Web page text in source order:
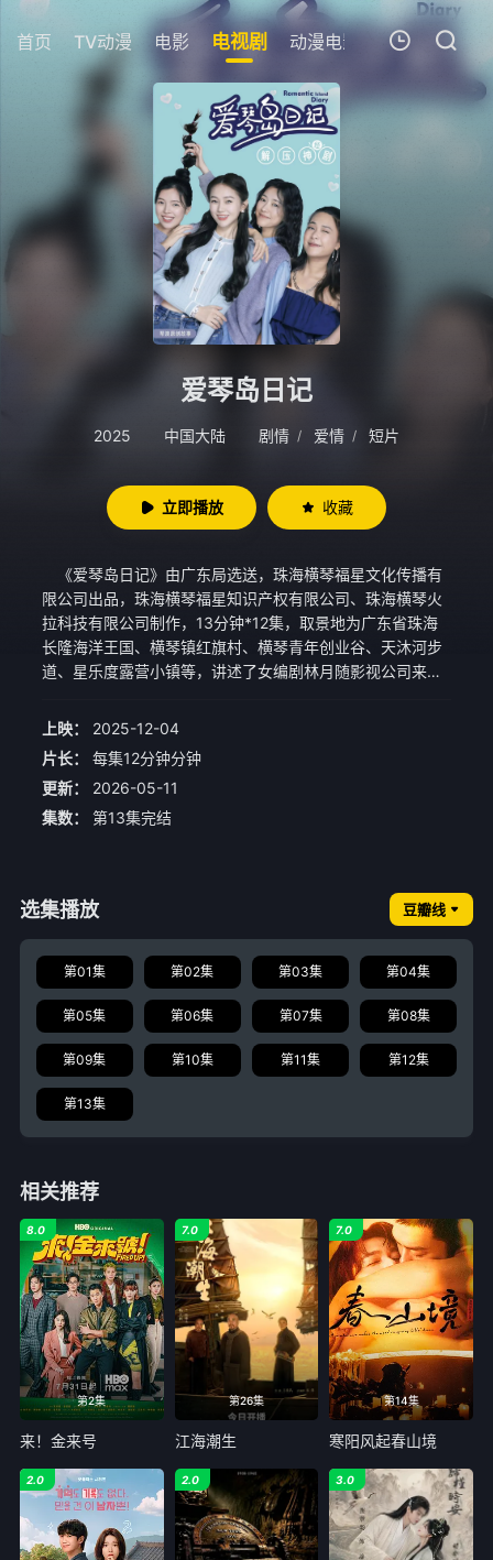
首页 TV动漫 电影 电视剧 动漫电影 短剧 今日
我的观影记录
暂无观看影片的记录
爱琴岛日记
2025 中国大陆 剧情 / 爱情 / 短片
立即播放 收藏
《爱琴岛日记》由广东局选送，珠海横琴福星文化传播有
限公司出品，珠海横琴福星知识产权有限公司、珠海横琴火
拉科技有限公司制作，13分钟*12集，取景地为广东省珠海
长隆海洋王国、横琴镇红旗村、横琴青年创业谷、天沐河步
道、星乐度露营小镇等，讲述了女编剧林月随影视公司来到
爱情的故事，展现了年轻一代筑梦横琴、共筑湾区文明家园
上映：
2025-12-04
片长：
每集12分钟分钟
更新：
2026-05-11
集数：
第13集完结
选集播放 豆瓣线
第01集 第02集 第03集 第04集
第05集 第06集 第07集 第08集
第09集 第10集 第11集 第12集
第13集
相关推荐
第2集
8.0
来！金来号
第26集
7.0
江海潮生
第14集
7.0
寒阳风起春山境
2.0 2.0 3.0